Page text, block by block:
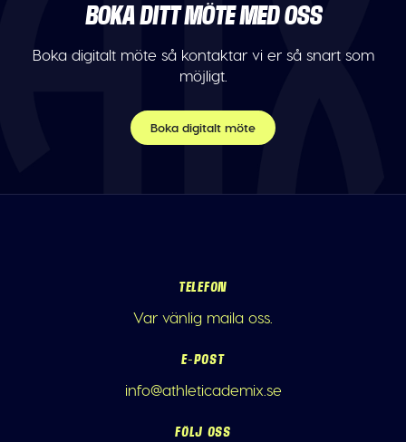
BOKA DITT MÖTE MED OSS
Boka digitalt möte så kontaktar vi er så snart som
möjligt.
Boka digitalt möte
TELEFON
Var vänlig maila oss.
E-POST
info@athleticademix.se
FÖLJ OSS